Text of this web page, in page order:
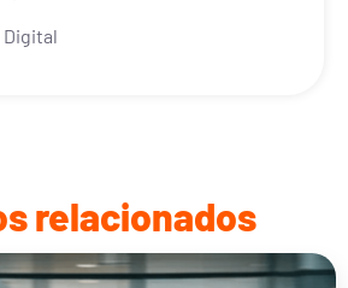
relacionados